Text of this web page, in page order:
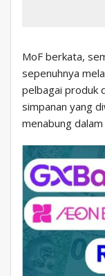
MoF berkata,
sepenuhnya
pelbagai produk
simpanan yang
menabung